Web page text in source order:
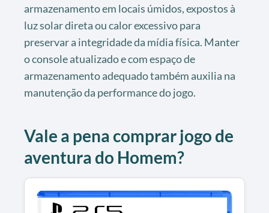
armazenamento em locais úmidos, expostos à
luz solar direta ou calor excessivo para
preservar a integridade da mídia física. Manter
o console atualizado e com espaço de
armazenamento adequado também auxilia na
manutenção da performance do jogo.
Vale a pena comprar jogo de
aventura do Homem?